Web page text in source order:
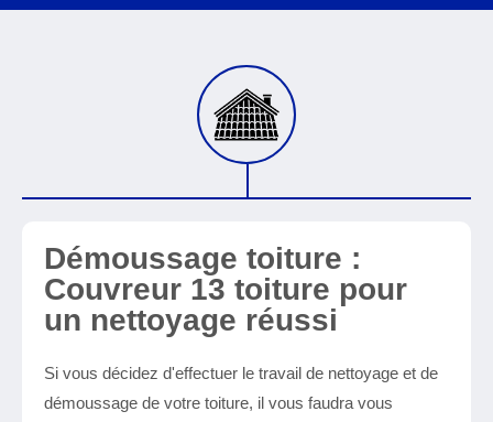
Démoussage toiture :
Couvreur 13 toiture pour
un nettoyage réussi
Si vous décidez d'effectuer le travail de nettoyage et de
démoussage de votre toiture, il vous faudra vous